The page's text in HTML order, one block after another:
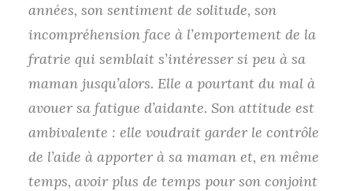
années, son sentiment de solitude, son
incompréhension face à l’emportement de la
fratrie qui semblait s’intéresser si peu à sa
maman jusqu’alors. Elle a pourtant du mal à
avouer sa fatigue d’aidante. Son attitude est
ambivalente : elle voudrait garder le contrôle
de l’aide à apporter à sa maman et, en même
temps, avoir plus de temps pour son conjoint